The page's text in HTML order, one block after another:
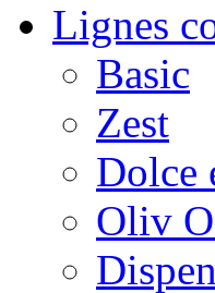
Lignes
Basic
Zest
Dolce
Oliv